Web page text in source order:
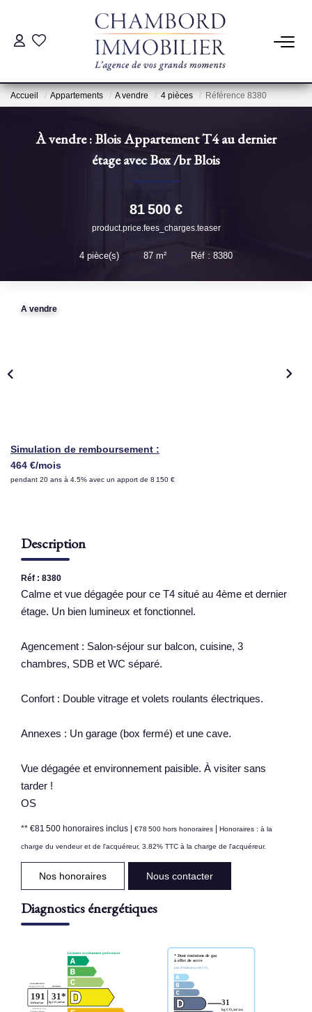
ACHAT
ESTIMATION
Estimation Par Un Professionnel
GESTION
Nos Témoignages
Accueil Appartements A vendre 4 pièces Référence 8380
À vendre : Blois Appartement T4 au dernier
étage avec Box/brBlois
81 500 €
product.price.fees_charges.teaser
4 pièce(s) • 87 m² • Réf : 8380
A vendre
Simulation de remboursement :
464 €/mois
pendant 20 ans à 4.5% avec un apport de 8 150 €
Description
Réf : 8380
Calme et vue dégagée pour ce T4 situé au 4ème et dernier
étage. Un bien lumineux et fonctionnel.
Agencement : Salon-séjour sur balcon, cuisine, 3
chambres, SDB et WC séparé.
Confort : Double vitrage et volets roulants électriques.
Annexes : Un garage (box fermé) et une cave.
Vue dégagée et environnement paisible. À visiter sans
tarder !
OS
** €81 500 honoraires inclus | €78 500 hors honoraires | Honoraires : à la
charge du vendeur et de l'acquéreur, 3.82% TTC à la charge de l'acquéreur.
Nos honoraires Nous contacter
Diagnostics énergétiques